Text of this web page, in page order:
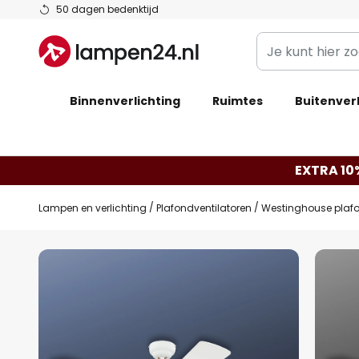
50 dagen bedenktijd
Ga
de
inhoud
Je
kunt
zoeken
webwinkel
Binnenverlichting Ruimtes
EXTRA
Lampen en verlichting Plafondventilatoren Westinghouse
Ga